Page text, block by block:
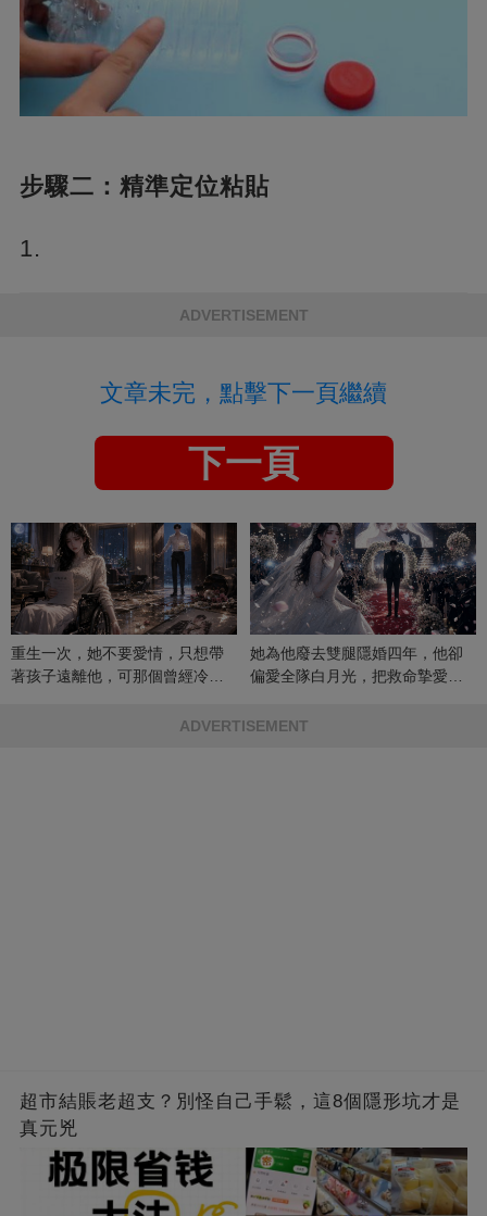
步驟二：精準定位粘貼
1.
ADVERTISEMENT
文章未完，點擊下一頁繼續
下一頁
重生一次，她不要愛情，只想帶
著孩子遠離他，可那個曾經冷漠
她為他廢去雙腿隱婚四年，他卻
偏愛全隊白月光，把救命摯愛當
ADVERTISEMENT
超市結賬老超支？別怪自己手鬆，這8個隱形坑才是
真元兇